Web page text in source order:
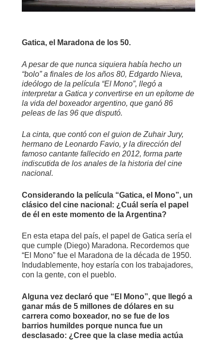
Gatica, el Maradona de los 50.
A pesar de que nunca siquiera había hecho un
“bolo” a finales de los años 80, Edgardo Nieva,
ideólogo de la película “El Mono”, llegó a
interpretar a Gatica y convertirse en un epítome de
la vida del boxeador argentino, que ganó 86
peleas de las 96 que disputó.
La cinta, que contó con el guion de Zuhair Jury,
hermano de Leonardo Favio, y la dirección del
famoso cantante fallecido en 2012, forma parte
indiscutida de los anales de la historia del cine
nacional.
Considerando la película “Gatica, el Mono”, un
clásico del cine nacional: ¿Cuál sería el papel
de él en este momento de la Argentina?
En esta etapa del país, el papel de Gatica sería el
que cumple (Diego) Maradona. Recordemos que
“El Mono” fue el Maradona de la década de 1950.
Indudablemente, hoy estaría con los trabajadores,
con la gente, con el pueblo.
Alguna vez declaró que “El Mono”, que llegó a
ganar más de 5 millones de dólares en su
carrera como boxeador, no se fue de los
barrios humildes porque nunca fue un
desclasado: ¿Cree que la clase media actúa